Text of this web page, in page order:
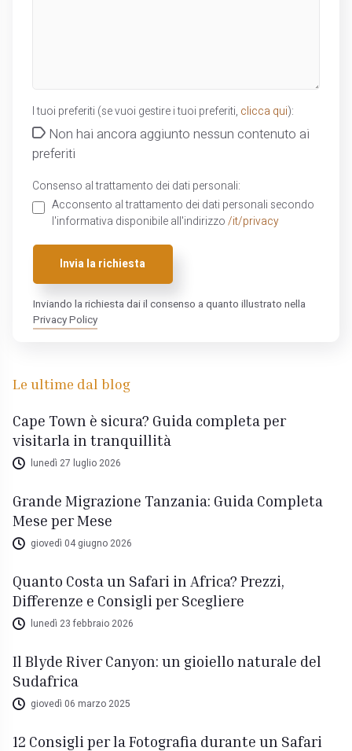
I tuoi preferiti (se vuoi gestire i tuoi preferiti, clicca qui):
Non hai ancora aggiunto nessun contenuto ai
preferiti
Consenso al trattamento dei dati personali:
Acconsento al trattamento dei dati personali secondo
l'informativa disponibile all'indirizzo /it/privacy
Invia la richiesta
Inviando la richiesta dai il consenso a quanto illustrato nella
Privacy Policy
Le ultime dal blog
Cape Town è sicura? Guida completa per
visitarla in tranquillità
lunedì 27 luglio 2026
Grande Migrazione Tanzania: Guida Completa
Mese per Mese
giovedì 04 giugno 2026
Quanto Costa un Safari in Africa? Prezzi,
Differenze e Consigli per Scegliere
lunedì 23 febbraio 2026
Il Blyde River Canyon: un gioiello naturale del
Sudafrica
giovedì 06 marzo 2025
12 Consigli per la Fotografia durante un Safari